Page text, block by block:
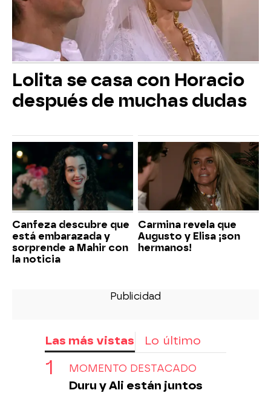
Lolita se casa con Horacio
después de muchas dudas
Canfeza descubre que
está embarazada y
sorprende a Mahir con
la noticia
Carmina revela que
Augusto y Elisa ¡son
hermanos!
Las más vistas Lo último
MOMENTO DESTACADO
Duru y Ali están juntos